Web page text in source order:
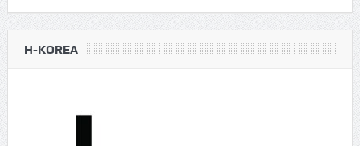
H-KOREA